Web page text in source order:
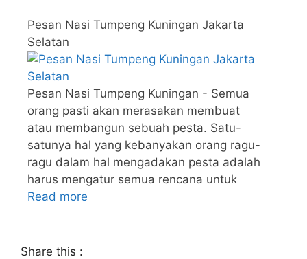
Pesan Nasi Tumpeng Kuningan Jakarta
Selatan
Pesan Nasi Tumpeng Kuningan - Semua
orang pasti akan merasakan membuat
atau membangun sebuah pesta. Satu-
satunya hal yang kebanyakan orang ragu-
ragu dalam hal mengadakan pesta adalah
harus mengatur semua rencana untuk
Read more
Share this :